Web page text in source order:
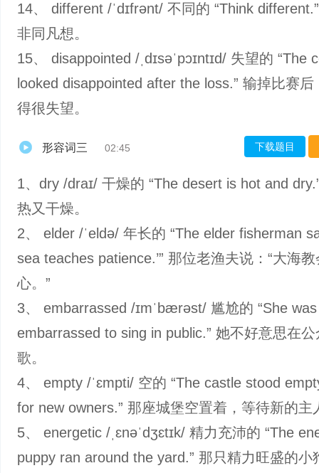
14、 different /ˈdɪfrənt/ 不同的 “Think
非同凡想。
15、 disappointed /ˌdɪsəˈpɔɪntɪd/ 失望的 “The
looked disappointed after the loss.” 输掉比赛后
得很失望。
形容词三 02:45 下载题目
1、dry /draɪ/ 干燥的 “The desert is hot and
热又干燥。
2、 elder /ˈeldə/ 年长的 “The elder fisherman
sea teaches patience.’” 那位老渔夫说：“大海
心。”
3、 embarrassed /ɪmˈbærəst/ 尴尬的 “She was
embarrassed to sing in public.” 她不好意思在
歌。
4、 empty /ˈɛmpti/ 空的 “The castle stood
for new owners.” 那座城堡空置着，等待新的主
5、 energetic /ˌɛnəˈdʒɛtɪk/ 精力充沛的 “The
puppy ran around the yard.” 那只精力旺盛的小